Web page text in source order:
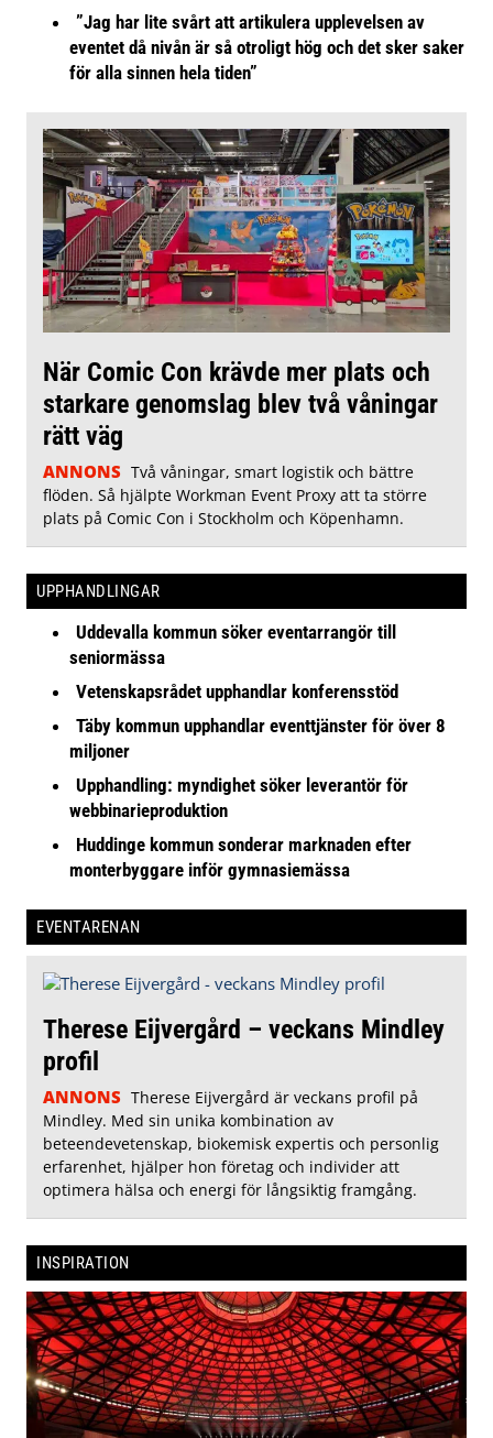
”Jag har lite svårt att artikulera upplevelsen av
eventet då nivån är så otroligt hög och det sker saker
för alla sinnen hela tiden”
När Comic Con krävde mer plats och
starkare genomslag blev två våningar
rätt väg
ANNONS Två våningar, smart logistik och bättre
flöden. Så hjälpte Workman Event Proxy att ta större
plats på Comic Con i Stockholm och Köpenhamn.
UPPHANDLINGAR
Uddevalla kommun söker eventarrangör till
seniormässa
Vetenskapsrådet upphandlar konferensstöd
Täby kommun upphandlar eventtjänster för över 8
miljoner
Upphandling: myndighet söker leverantör för
webbinarieproduktion
Huddinge kommun sonderar marknaden efter
monterbyggare inför gymnasiemässa
EVENTARENAN
Therese Eijvergård – veckans Mindley
profil
ANNONS Therese Eijvergård är veckans profil på
Mindley. Med sin unika kombination av
beteendevetenskap, biokemisk expertis och personlig
erfarenhet, hjälper hon företag och individer att
optimera hälsa och energi för långsiktig framgång.
INSPIRATION